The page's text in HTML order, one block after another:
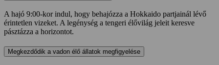
A hajó 9:00-kor indul, hogy behajózza a Hokkaido partjainál lévő
érintetlen vizeket. A legénység a tengeri élővilág jeleit keresve
pásztázza a horizontot.
Megkezdődik a vadon élő állatok megfigyelése